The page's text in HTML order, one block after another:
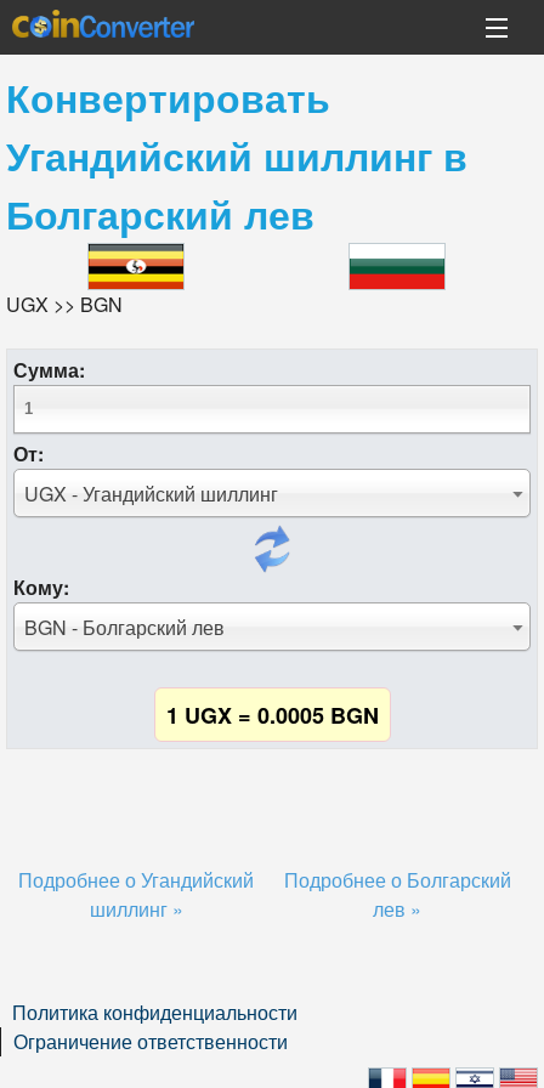
Конвертировать
Угандийский шиллингв
Болгарский лев
UGX >> BGN
Сумма:
От:
UGX - Угандийский шиллинг
Кому:
BGN - Болгарский лев
1 UGX = 0.0005 BGN
Подробнее о Угандийский
шиллинг »
Подробнее о Болгарский
лев »
Политика конфиденциальности
Ограничение ответственности